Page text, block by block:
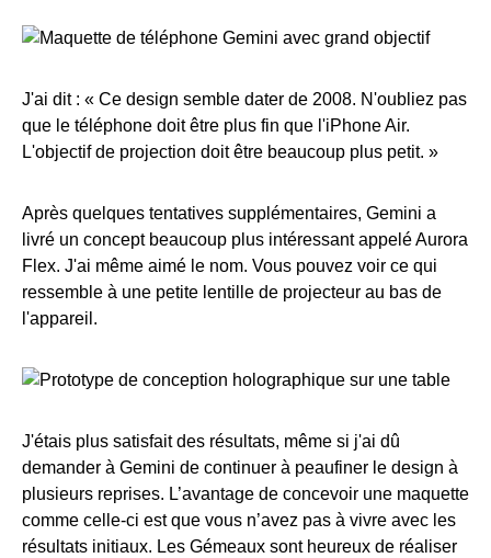
J'ai dit : « Ce design semble dater de 2008. N'oubliez pas
que le téléphone doit être plus fin que l'iPhone Air.
L'objectif de projection doit être beaucoup plus petit. »
Après quelques tentatives supplémentaires, Gemini a
livré un concept beaucoup plus intéressant appelé Aurora
Flex. J'ai même aimé le nom. Vous pouvez voir ce qui
ressemble à une petite lentille de projecteur au bas de
l'appareil.
J'étais plus satisfait des résultats, même si j'ai dû
demander à Gemini de continuer à peaufiner le design à
plusieurs reprises. L’avantage de concevoir une maquette
comme celle-ci est que vous n’avez pas à vivre avec les
résultats initiaux. Les Gémeaux sont heureux de réaliser